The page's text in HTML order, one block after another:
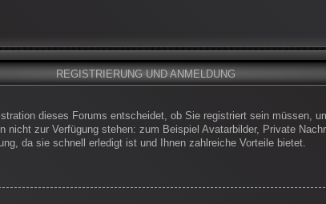
REGISTRIERUNG UND ANMELDUNG
dieses Forums entscheidet, ob Sie registriert sein müssen,
zur Verfügung stehen: zum Beispiel Avatarbilder, Private
da sie schnell erledigt ist und Ihnen zahlreiche Vorteile bietet.